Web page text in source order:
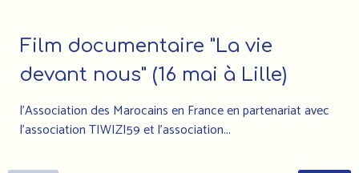
Film documentaire "La vie
devant nous" (16 mai à Lille)
l'Association des Marocains en France en partenariat avec
l'association TIWIZI59 et l'association...